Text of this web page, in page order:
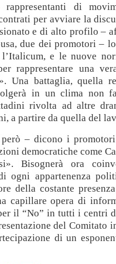
di
per avviare la
e di alto profilo –
due dei promotori –
e le nuove
rappresentare una
Una battaglia, quella
in un clima non
rivolta ad altre
a partire da quella del
però – dicono i
democratiche come
Bisognerà ora
ogni appartenenza
della costante
capillare opera di
il “No” in tutti i centri
del Comitato
di un